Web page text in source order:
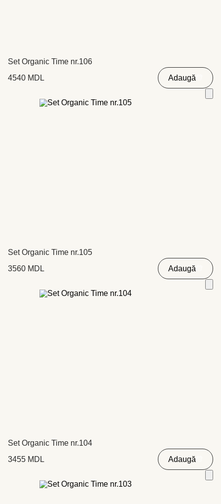
Set Organic Time nr.106
4540 MDL Adaugă
Set Organic Time nr.105
3560 MDL Adaugă
Set Organic Time nr.104
3455 MDL Adaugă